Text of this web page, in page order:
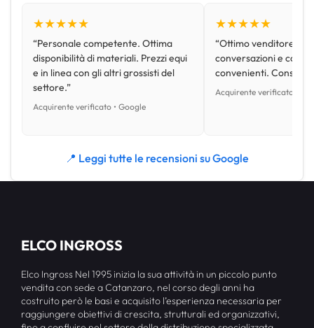
★★★★★
“Personale competente. Ottima
disponibilità di materiali. Prezzi equi
e in linea con gli altri grossisti del
settore.”
Acquirente verificato • Google
★★★★★
“Ottimo venditore,
conversazioni e con
convenienti.
Acquirente verificato •
📍 Leggi tutte le recensioni su Google
ELCO INGROSS
Elco Ingross Nel 1995 inizia la sua attività in un piccolo punto
vendita con sede a Catanzaro, nel corso degli anni ha
costruito però le basi e acquisito l’esperienza necessaria per
raggiungere obiettivi di crescita, strutturali ed organizzativi,